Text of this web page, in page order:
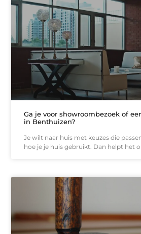
Ga je voor showroombezoek of
in Benthuizen?
Je wilt naar huis met keuzes die
hoe je je huis gebruikt. Dan helpt het